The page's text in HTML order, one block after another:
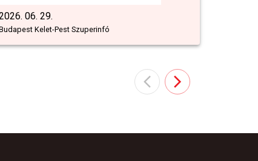
06. 29.
Kelet-Pest Szuperinfó